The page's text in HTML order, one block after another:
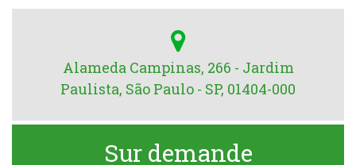
Alameda Campinas, 266 - Jardim
Paulista, São Paulo - SP, 01404-000
Sur demande